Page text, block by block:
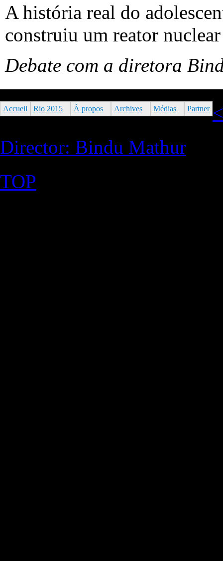
A história real do
construiu um reator
Debate com a diretora
Accueil Rio 2015 À propos Archives Médias Partner <
Director: Bindu Mathur
TOP